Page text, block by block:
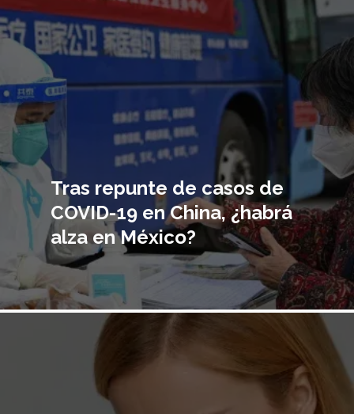
Tras repunte de casos de
COVID-19 en China, ¿habrá
alza en México?